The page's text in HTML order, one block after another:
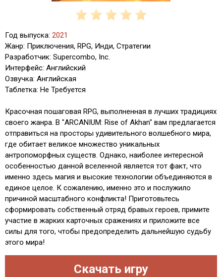
Год выпуска: 2021
Жанр: Приключения, RPG, Инди, Стратегии
Разработчик: Supercombo, Inc.
Интерфейс: Английский
Озвучка: Английская
Таблетка: Не Требуется
Красочная пошаговая RPG, выполненная в лучших традициях
своего жанра. В "ARCANIUM: Rise of Akhan" вам предлагается
отправиться на просторы удивительного волшебного мира,
где обитает великое множество уникальных
антропоморфных существ. Однако, наиболее интересной
особенностью данной вселенной является тот факт, что
именно здесь магия и высокие технологии объединяются в
единое целое. К сожалению, именно это и послужило
причиной масштабного конфликта! Приготовьтесь
сформировать собственный отряд бравых героев, примите
участие в жарких карточных сражениях и приложите все
силы для того, чтобы предопределить дальнейшую судьбу
этого мира!
Скачать игру